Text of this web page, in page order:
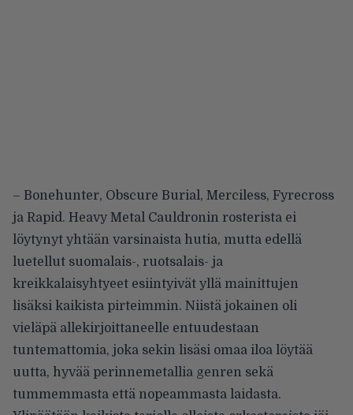
– Bonehunter, Obscure Burial, Merciless, Fyrecross
ja Rapid. Heavy Metal Cauldronin rosterista ei
löytynyt yhtään varsinaista hutia, mutta edellä
luetellut suomalais-, ruotsalais- ja
kreikkalaisyhtyeet esiintyivät yllä mainittujen
lisäksi kaikista pirteimmin. Niistä jokainen oli
vieläpä allekirjoittaneelle entuudestaan
tuntemattomia, joka sekin lisäsi omaa iloa löytää
uutta, hyvää perinnemetallia genren sekä
tummemmasta että nopeammasta laidasta.